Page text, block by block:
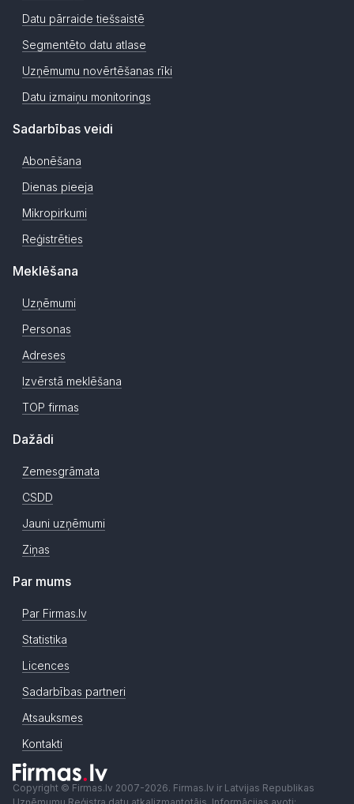
Datu pārraide tiešsaistē
Segmentēto datu atlase
Uzņēmumu novērtēšanas rīki
Datu izmaiņu monitorings
Sadarbības veidi
Abonēšana
Dienas pieeja
Mikropirkumi
Reģistrēties
Meklēšana
Uzņēmumi
Personas
Adreses
Izvērstā meklēšana
TOP firmas
Dažādi
Zemesgrāmata
CSDD
Jauni uzņēmumi
Ziņas
Par mums
Par Firmas.lv
Statistika
Licences
Sadarbības partneri
Atsauksmes
Kontakti
Copyright © Firmas.lv 2007-2026. Firmas.lv ir Latvijas Republikas